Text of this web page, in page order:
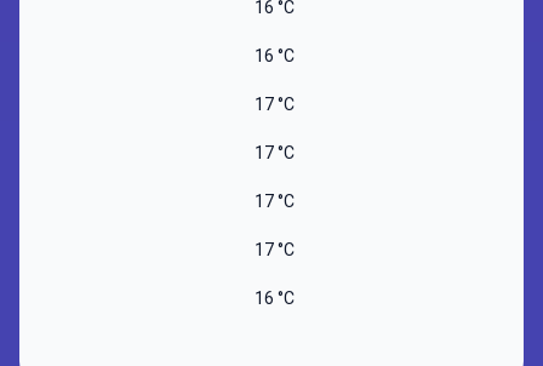
16 °C
16 °C
17 °C
17 °C
17 °C
17 °C
16 °C